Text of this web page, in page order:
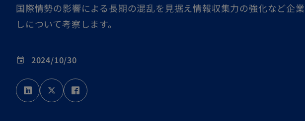
国際情勢の影響による長期の混乱を見据え情報収集力の強化など企
しについて考察します。
event 2024/10/30
新
し
新
し